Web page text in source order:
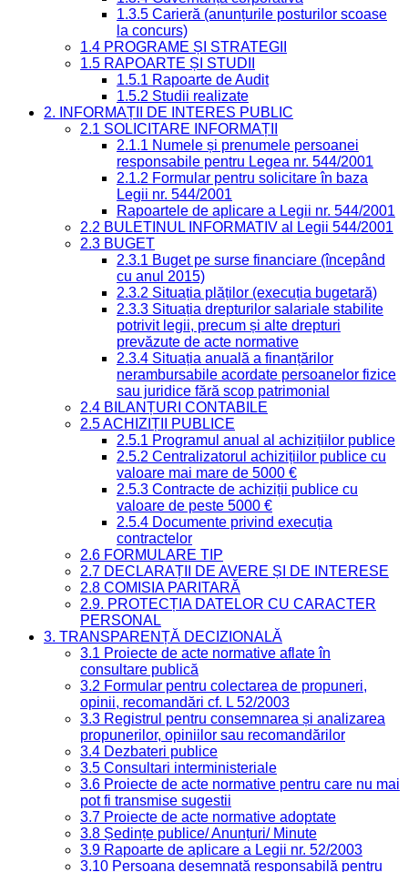
1.3.5 Carieră (anunțurile posturilor scoase
la concurs)
1.4 PROGRAME ȘI STRATEGII
1.5 RAPOARTE ȘI STUDII
1.5.1 Rapoarte de Audit
1.5.2 Studii realizate
2. INFORMAȚII DE INTERES PUBLIC
2.1 SOLICITARE INFORMAȚII
2.1.1 Numele și prenumele persoanei
responsabile pentru Legea nr. 544/2001
2.1.2 Formular pentru solicitare în baza
Legii nr. 544/2001
Rapoartele de aplicare a Legii nr. 544/2001
2.2 BULETINUL INFORMATIV al Legii 544/2001
2.3 BUGET
2.3.1 Buget pe surse financiare (începând
cu anul 2015)
2.3.2 Situația plăților (execuția bugetară)
2.3.3 Situația drepturilor salariale stabilite
potrivit legii, precum și alte drepturi
prevăzute de acte normative
2.3.4 Situația anuală a finanțărilor
nerambursabile acordate persoanelor fizice
sau juridice fără scop patrimonial
2.4 BILANȚURI CONTABILE
2.5 ACHIZIȚII PUBLICE
2.5.1 Programul anual al achizițiilor publice
2.5.2 Centralizatorul achizițiilor publice cu
valoare mai mare de 5000 €
2.5.3 Contracte de achiziții publice cu
valoare de peste 5000 €
2.5.4 Documente privind execuția
contractelor
2.6 FORMULARE TIP
2.7 DECLARAȚII DE AVERE ȘI DE INTERESE
2.8 COMISIA PARITARĂ
2.9. PROTECȚIA DATELOR CU CARACTER
PERSONAL
3. TRANSPARENȚĂ DECIZIONALĂ
3.1 Proiecte de acte normative aflate în
consultare publică
3.2 Formular pentru colectarea de propuneri,
opinii, recomandări cf. L 52/2003
3.3 Registrul pentru consemnarea și analizarea
propunerilor, opiniilor sau recomandărilor
3.4 Dezbateri publice
3.5 Consultari interministeriale
3.6 Proiecte de acte normative pentru care nu mai
pot fi transmise sugestii
3.7 Proiecte de acte normative adoptate
3.8 Ședințe publice/ Anunțuri/ Minute
3.9 Rapoarte de aplicare a Legii nr. 52/2003
3.10 Persoana desemnată responsabilă pentru